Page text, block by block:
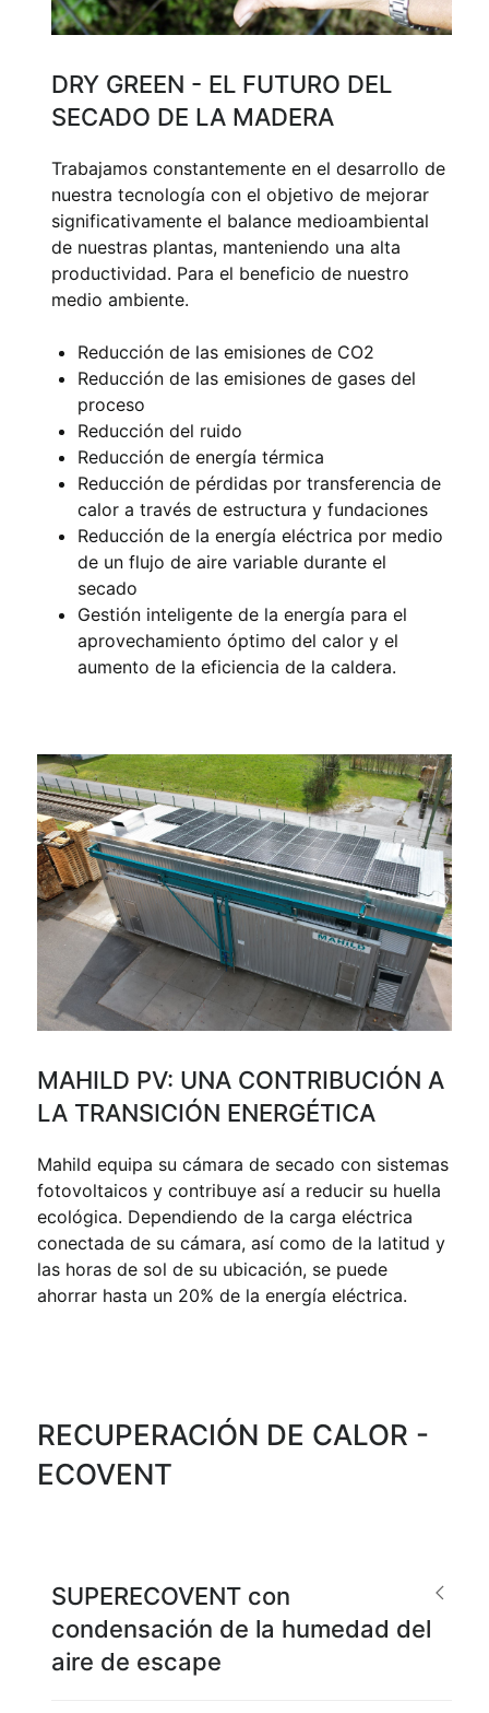
DRY GREEN - EL FUTURO DEL
SECADO DE LA MADERA
Trabajamos constantemente en el desarrollo de
nuestra tecnología con el objetivo de mejorar
significativamente el balance medioambiental
de nuestras plantas, manteniendo una alta
productividad. Para el beneficio de nuestro
medio ambiente.
Reducción de las emisiones de CO2
Reducción de las emisiones de gases del
proceso
Reducción del ruido
Reducción de energía térmica
Reducción de pérdidas por transferencia de
calor a través de estructura y fundaciones
Reducción de la energía eléctrica por medio
de un flujo de aire variable durante el
secado
Gestión inteligente de la energía para el
aprovechamiento óptimo del calor y el
aumento de la eficiencia de la caldera.
MAHILD PV: UNA CONTRIBUCIÓN A
LA TRANSICIÓN ENERGÉTICA
Mahild equipa su cámara de secado con sistemas
fotovoltaicos y contribuye así a reducir su huella
ecológica. Dependiendo de la carga eléctrica
conectada de su cámara, así como de la latitud y
las horas de sol de su ubicación, se puede
ahorrar hasta un 20% de la energía eléctrica.
RECUPERACIÓN DE CALOR -
ECOVENT
SUPERECOVENT con
condensación de la humedad del
aire de escape